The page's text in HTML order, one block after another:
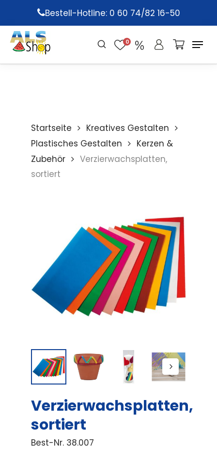
main
content
Bestell-Hotline: 0 60 74/82 16-50
0
Startseite
Kreatives Gestalten
Plastisches Gestalten
Kerzen &
Zubehör
Verzierwachsplatten,
sortiert
Verzierwachsplatten,
sortiert
Best-Nr. 38.007